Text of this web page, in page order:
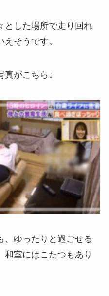
とした場所で走り回れ
そうです。
真がこちら↓
、ゆったりと過ごせる
和室にはこたつもあり